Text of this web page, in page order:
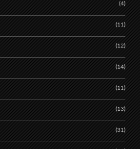
(4)
(11)
(12)
(14)
(11)
(13)
(31)